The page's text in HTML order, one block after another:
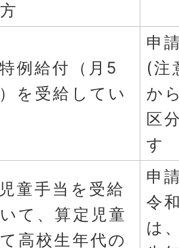
例給付（月5
を受給してい
申
(注
か
区
す
童手当を受給
て、算定児童
高校生年代の
申
令
は